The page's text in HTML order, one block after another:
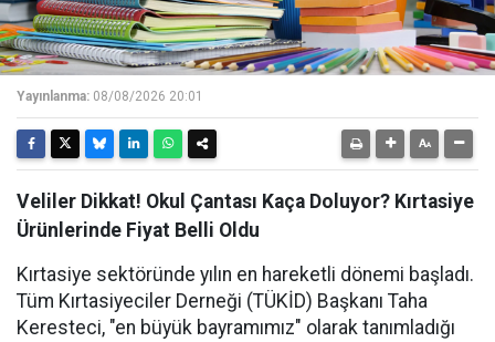
Yayınlanma: 08/08/2026 20:01
Veliler Dikkat! Okul Çantası Kaça Doluyor? Kırtasiye
Ürünlerinde Fiyat Belli Oldu
Kırtasiye sektöründe yılın en hareketli dönemi başladı.
Tüm Kırtasiyeciler Derneği (TÜKİD) Başkanı Taha
Keresteci, "en büyük bayramımız" olarak tanımladığı